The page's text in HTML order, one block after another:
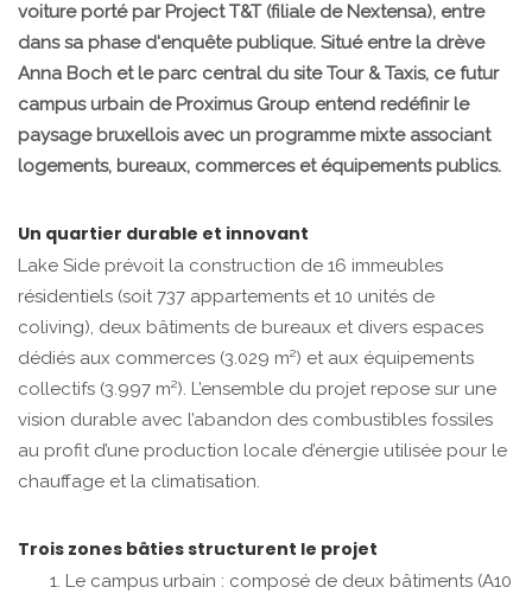
voiture porté par Project T&T (filiale de Nextensa), entre
dans sa phase d'enquête publique. Situé entre la drève
Anna Boch et le parc central du site Tour & Taxis, ce futur
campus urbain de Proximus Group entend redéfinir le
paysage bruxellois avec un programme mixte associant
logements, bureaux, commerces et équipements publics.
Un quartier durable et innovant
Lake Side prévoit la construction de 16 immeubles
résidentiels (soit 737 appartements et 10 unités de
coliving), deux bâtiments de bureaux et divers espaces
dédiés aux commerces (3.029 m²) et aux équipements
collectifs (3.997 m²). L’ensemble du projet repose sur une
vision durable avec l’abandon des combustibles fossiles
au profit d’une production locale d’énergie utilisée pour le
chauffage et la climatisation.
Trois zones bâties structurent le projet
Le campus urbain : composé de deux bâtiments (A10